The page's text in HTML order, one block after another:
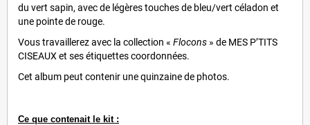
du vert sapin, avec de légères touches de bleu/vert céladon et
une pointe de rouge.
Vous travaillerez avec la collection « Flocons » de MES P’TITS
CISEAUX et ses étiquettes coordonnées.
Cet album peut contenir une quinzaine de photos.
Ce que contenait le kit: